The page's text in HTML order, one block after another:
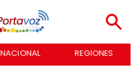
NACIONAL REGIONES